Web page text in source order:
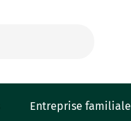
Entreprise familiale